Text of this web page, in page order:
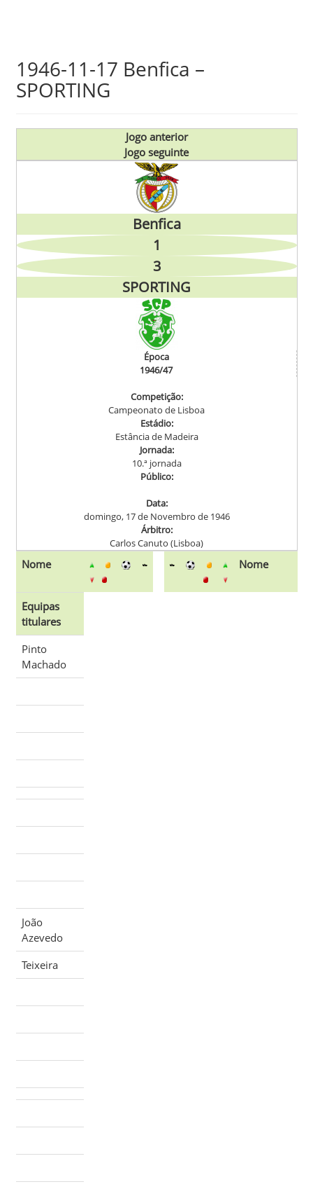
main
1946-11-17 Benfica –
SPORTING
Jogo anterior
Jogo seguinte
Benfica
1
3
SPORTING
Época
1946/47
Competição:
Campeonato de Lisboa
Estádio:
Estância de Madeira
Jornada:
10.ª jornada
Público:
Data:
domingo, 17 de Novembro de 1946
Árbitro:
Carlos Canuto (Lisboa)
Nome Nome
Equipas
titulares
Pinto
Machado
João
Azevedo
Teixeira